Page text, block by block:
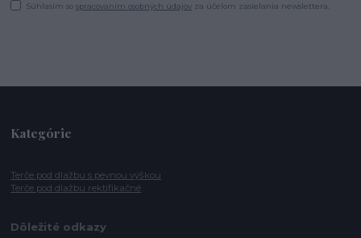
Súhlasím sospracovaním osobných údajov za účelom zasielania newslettera.
Kategórie
Terče pod dlažbu s pevnou výškou
Terče pod dlažbu rektifikačné
Dôležité odkazy